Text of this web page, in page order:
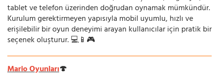
tablet ve telefon üzerinden doğrudan oynamak mümkündür.
Kurulum gerektirmeyen yapısıyla mobil uyumlu, hızlı ve
erişilebilir bir oyun deneyimi arayan kullanıcılar için pratik bir
seçenek oluşturur. 💻📱🎮
Mario Oyunları🍄